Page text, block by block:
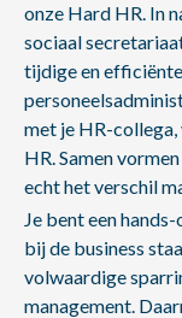
onze Hard HR. In
sociaal
tijdige en
met je HR-
HR. Samen
echt het verschil
Je bent een
bij de business
volwaardige
management.